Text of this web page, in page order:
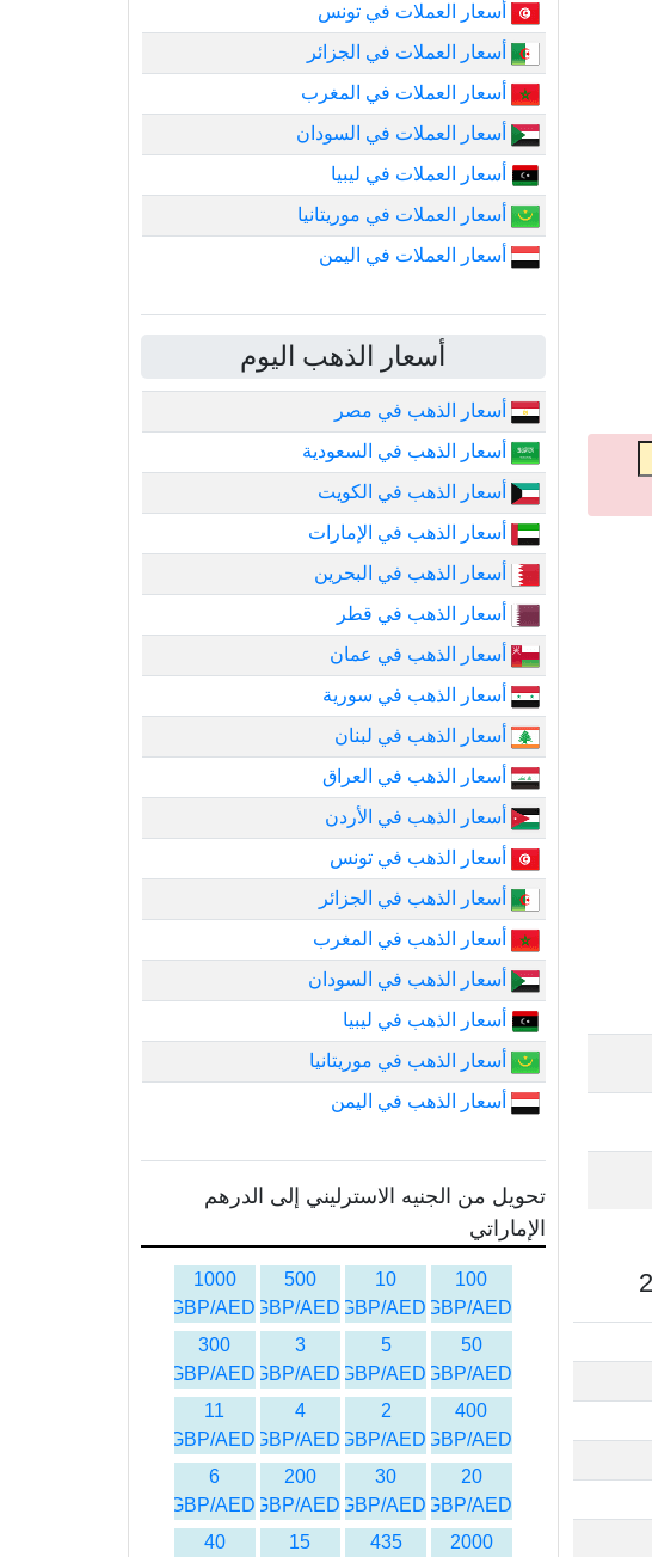
أسعار العملات في تونس
أسعار العملات في الجزائر
أسعار العملات في المغرب
أسعار العملات في السودان
أسعار العملات في ليبيا
أسعار العملات في موريتانيا
أسعار العملات في اليمن
أسعار الذهب اليوم
أسعار الذهب في مصر
أسعار الذهب في السعودية
أسعار الذهب في الكويت
أسعار الذهب في الإمارات
أسعار الذهب في البحرين
أسعار الذهب في قطر
أسعار الذهب في عمان
أسعار الذهب في سورية
أسعار الذهب في لبنان
أسعار الذهب في العراق
أسعار الذهب في الأردن
أسعار الذهب في تونس
أسعار الذهب في الجزائر
أسعار الذهب في المغرب
أسعار الذهب في السودان
أسعار الذهب في ليبيا
أسعار الذهب في موريتانيا
أسعار الذهب في اليمن
تحويل من الجنيه الاسترليني إلى الدرهم
الإماراتي
100
GBP/AED
10
GBP/AED
500
GBP/AED
1000
GBP/AED
50
GBP/AED
5
GBP/AED
3
GBP/AED
300
GBP/AED
400
GBP/AED
2
GBP/AED
4
GBP/AED
11
GBP/AED
20
GBP/AED
30
GBP/AED
200
GBP/AED
6
GBP/AED
2000
435
15
40